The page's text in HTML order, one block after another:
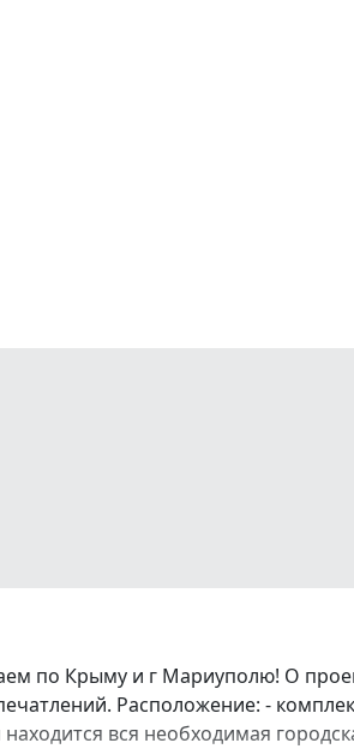
по Крыму и г Мариуполю! О
Расположение: -
вся необходимая